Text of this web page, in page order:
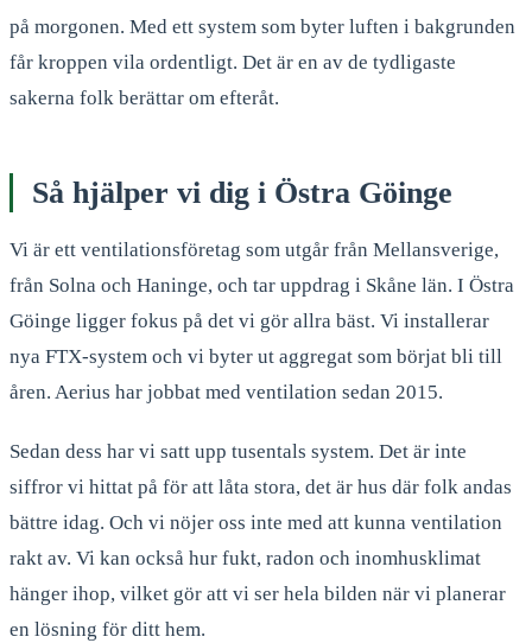
på morgonen. Med ett system som byter luften i bakgrunden
får kroppen vila ordentligt. Det är en av de tydligaste
sakerna folk berättar om efteråt.
Så hjälper vi dig i Östra Göinge
Vi är ett ventilationsföretag som utgår från Mellansverige,
från Solna och Haninge, och tar uppdrag i Skåne län. I Östra
Göinge ligger fokus på det vi gör allra bäst. Vi installerar
nya FTX-system och vi byter ut aggregat som börjat bli till
åren. Aerius har jobbat med ventilation sedan 2015.
Sedan dess har vi satt upp tusentals system. Det är inte
siffror vi hittat på för att låta stora, det är hus där folk andas
bättre idag. Och vi nöjer oss inte med att kunna ventilation
rakt av. Vi kan också hur fukt, radon och inomhusklimat
hänger ihop, vilket gör att vi ser hela bilden när vi planerar
en lösning för ditt hem.